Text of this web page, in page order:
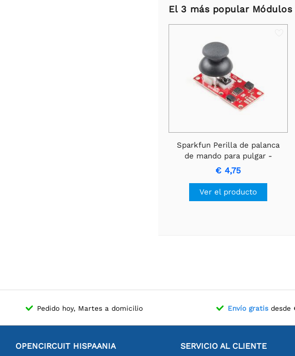
El 3 más popular
Sparkfun Perilla de palanca
de mando para pulgar -
Deluxe
€ 4,75
Ver el producto
Pedido hoy, Martes a domicilio Envío gratisdesde
OPENCIRCUIT HISPAANIA SERVICIO AL CLIENTE